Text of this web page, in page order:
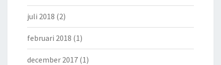
juli 2018 (2)
februari 2018 (1)
december 2017 (1)